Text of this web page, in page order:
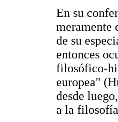
En su
meramente
de su
entonces
filosófico-
europea"
desde
a la